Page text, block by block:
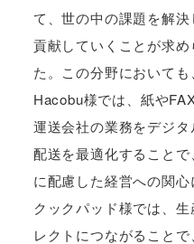
て、世の中の課題を解
貢献していくことが求
た。この分野においても
Hacobu様では、紙や
運送会社の業務をデジ
配送を最適化すること
に配慮した経営への関心
クックパッド様では、
レクトにつながること